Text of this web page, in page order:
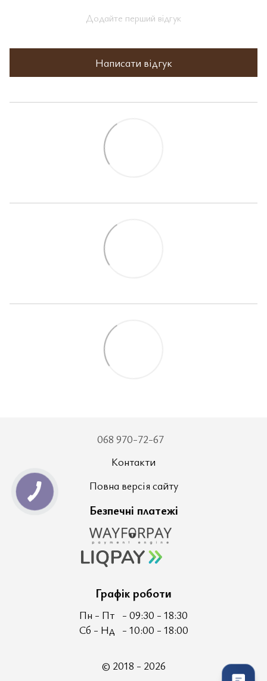
Додайте перший відгук
Написати відгук
068 970-72-67
Контакти
Повна версія сайту
Безпечні платежі
Графік роботи
Пн - Пт - 09:30 - 18:30
Сб - Нд - 10:00 - 18:00
© 2018 - 2026